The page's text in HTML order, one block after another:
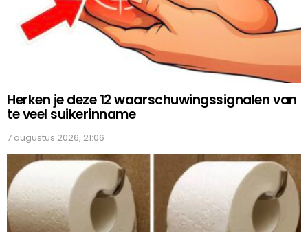
Herken je deze 12 waarschuwingssignalen van
te veel suikerinname
7 augustus 2026, 21:06